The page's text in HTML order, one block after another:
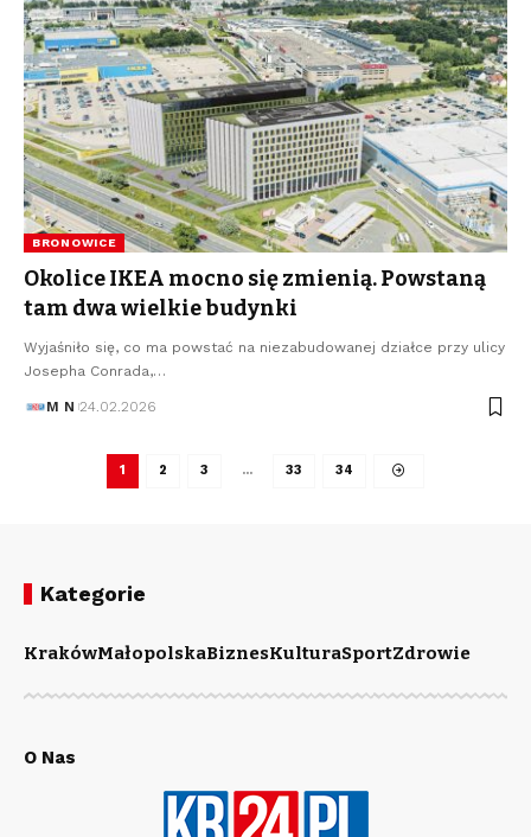
BRONOWICE
Okolice IKEA mocno się zmienią. Powstaną
tam dwa wielkie budynki
Wyjaśniło się, co ma powstać na niezabudowanej działce przy ulicy
Josepha Conrada,…
M N 24.02.2026
1 2 3 … 33 34
Kategorie
KrakówMałopolskaBiznesKulturaSportZdrowie
O Nas